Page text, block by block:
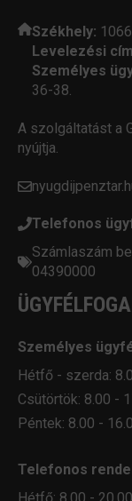
Székhely:
Levelezési
Személyes
36-38.
A szolgáltatást a
nyújtja.
Telefonos
Számlaszám
04390000
Személyes
Hétfő - szerda:
Csütörtök: 8.00 -
Péntek: 8.00 -
Telefonos
Hétfő: 8.00 - 20.00